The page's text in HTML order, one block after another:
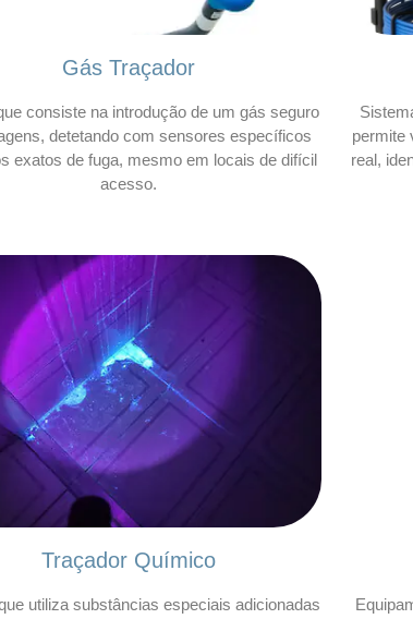
Gás Traçador
consiste na introdução de um gás seguro
detetando com sensores específicos
exatos de fuga, mesmo em locais de difícil
acesso.
permite
real,
Traçador Químico
utiliza substâncias especiais adicionadas